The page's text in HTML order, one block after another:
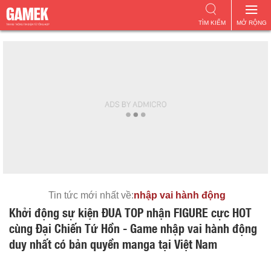
MỞ RỘNG
TÌM KIẾM
Tin tức mới nhất về:nhập vai hành động
Khởi động sự kiện ĐUA TOP nhận FIGURE cực HOT
cùng Đại Chiến Tứ Hồn - Game nhập vai hành động
duy nhất có bản quyền manga tại Việt Nam